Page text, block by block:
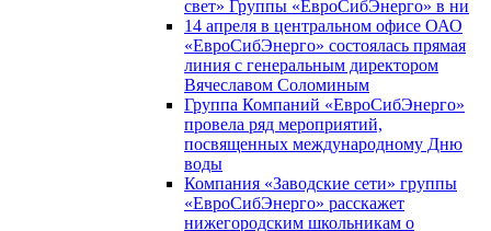
свет» Группы «ЕвроСибЭнерго» в ни
14 апреля в центральном офисе ОАО
«ЕвроСибЭнерго» состоялась прямая
линия с генеральным директором
Вячеславом Соломиным
Группа Компаний «ЕвроСибЭнерго»
провела ряд мероприятий,
посвященных международному Дню
воды
Компания «Заводские сети» группы
«ЕвроСибЭнерго» расскажет
нижегородским школьникам о